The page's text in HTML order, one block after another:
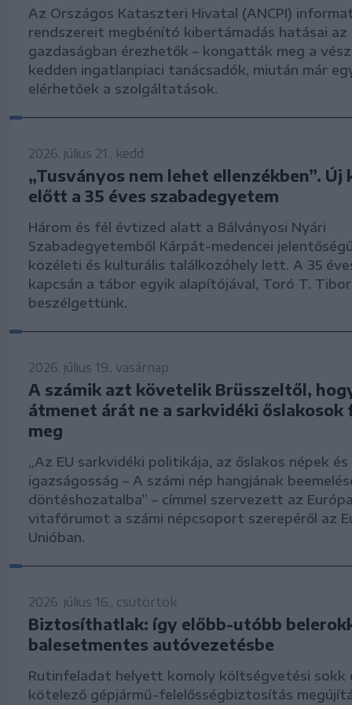
Az Országos Kataszteri Hivatal (ANCPI)
rendszereit megbénító kibertámadás hatásai az
gazdaságban érezhetők – kongatták meg a
kedden ingatlanpiaci tanácsadók, miután már
elérhetőek a szolgáltatások.
2026. július 21., kedd
„Tusványos nem lehet ellenzékben”. Új
előtt a 35 éves szabadegyetem
Három és fél évtized alatt a Bálványosi Nyári
Szabadegyetemből Kárpát-medencei
közéleti és kulturális találkozóhely lett. A 35
kapcsán a tábor egyik alapítójával, Toró T.
beszélgettünk.
2026. július 19., vasárnap
A számik azt követelik Brüsszeltől,
átmenet árát ne a sarkvidéki őslakosok
meg
„Az EU sarkvidéki politikája, az őslakos népek
igazságosság – A számi nép hangjának
döntéshozatalba” – címmel szervezett az
vitafórumot a számi népcsoport szerepéről az
Unióban.
2026. július 16., csütörtök
Biztosíthatlak: így előbb-utóbb
balesetmentes autóvezetésbe
Rutinfeladat helyett komoly költségvetési sokk
kötelező gépjármű-felelősségbiztosítás